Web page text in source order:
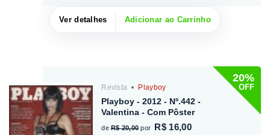
Ver detalhes Adicionar ao Carrinho
20%
OFF
Revista Playboy
Playboy - 2012 - Nº.442 -
Valentina - Com Pôster
de R$ 20,00 por R$ 16,00